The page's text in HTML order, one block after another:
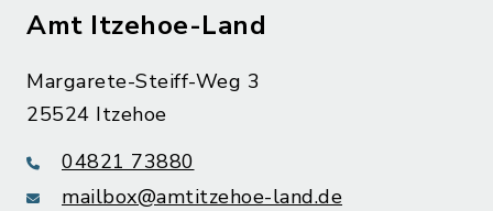
Amt Itzehoe-Land
Margarete-Steiff-Weg 3
25524 Itzehoe
04821 73880
mailbox@amtitzehoe-land.de